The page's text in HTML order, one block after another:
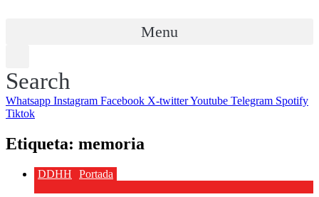
Menu
Search
Whatsapp Instagram Facebook X-twitterYoutube Telegram Spotify
Tiktok
Etiqueta: memoria
DDHH Portada